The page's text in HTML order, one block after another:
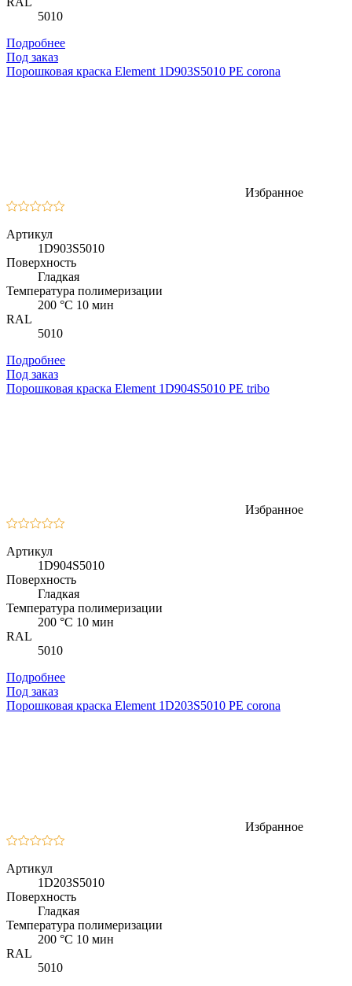
5010
Подробнее
Под заказ
Порошковая краска Element 1D903S5010 PE corona
Избранное
Артикул
1D903S5010
Поверхность
Гладкая
Температура полимеризации
200 °C 10 мин
RAL
5010
Подробнее
Под заказ
Порошковая краска Element 1D904S5010 PE tribo
Избранное
Артикул
1D904S5010
Поверхность
Гладкая
Температура полимеризации
200 °C 10 мин
RAL
5010
Подробнее
Под заказ
Порошковая краска Element 1D203S5010 PE corona
Избранное
Артикул
1D203S5010
Поверхность
Гладкая
Температура полимеризации
200 °C 10 мин
RAL
5010